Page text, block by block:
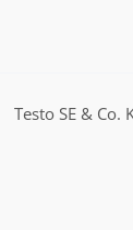
Testo SE & Co.